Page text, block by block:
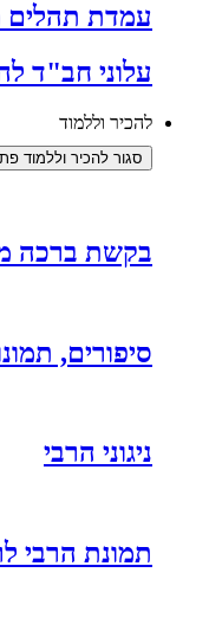
עמדת תהלים
עלוני חב"ד
להכיר וללמוד
סגור להכיר וללמוד פתח
בקשת ברכה
סיפורים,
ניגוני הרבי
תמונת הרבי